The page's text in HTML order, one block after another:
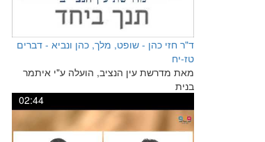
ד"ר חזי כהן - שופט, מלך, כהן ונביא - דברים
טז-יח
מאת מדרשת עין הנציב, הועלה ע"י איתמר
בנית
02:44